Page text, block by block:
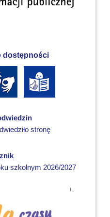
dostępności
stronę
szkolnym 2026/2027